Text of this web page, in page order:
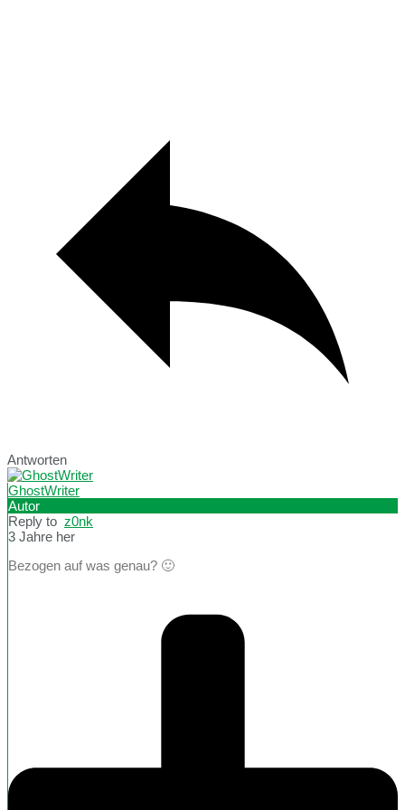
Antworten
GhostWriter
Autor
Reply to z0nk
3 Jahre her
Bezogen auf was genau? 🙂